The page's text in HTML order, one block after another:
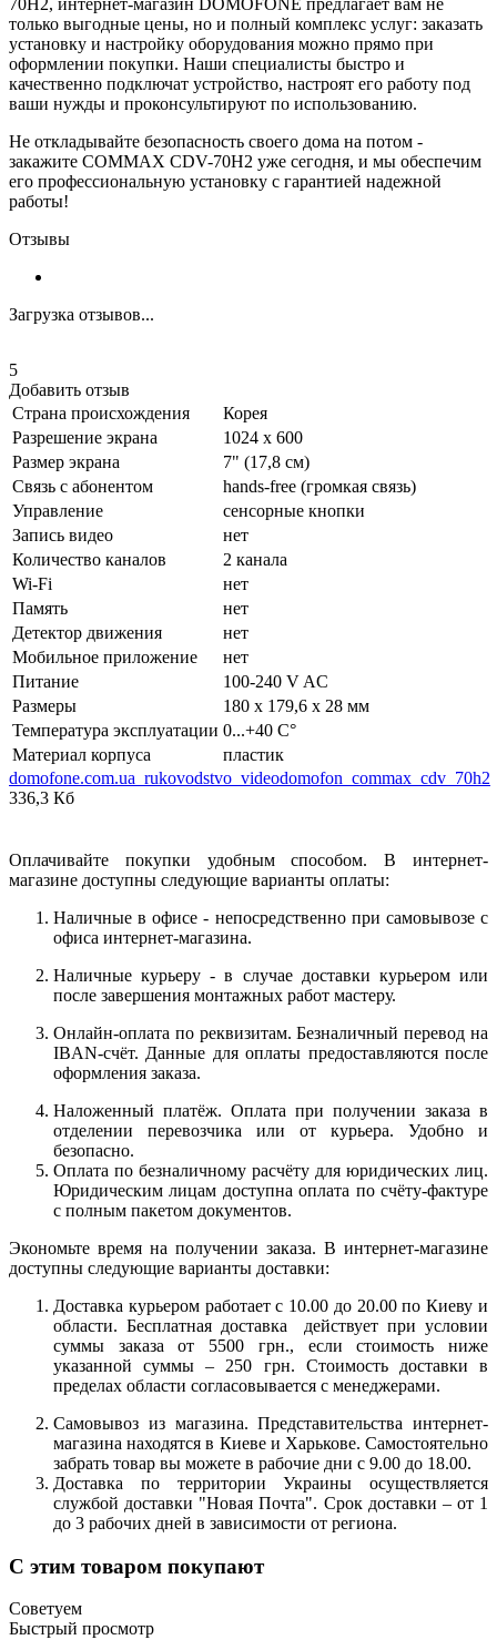
только выгодные цены, но и полный комплекс услуг: заказать
установку и настройку оборудования можно прямо при
оформлении покупки. Наши специалисты быстро и
качественно подключат устройство, настроят его работу под
ваши нужды и проконсультируют по использованию.
Не откладывайте безопасность своего дома на потом -
закажите COMMAX CDV-70H2 уже сегодня, и мы обеспечим
его профессиональную установку с гарантией надежной
работы!
Отзывы
Загрузка отзывов...
5
Добавить отзыв
Страна происхождения
Корея
Разрешение экрана
1024 x 600
Размер экрана
7" (17,8 см)
Связь с абонентом
hands-free (громкая связь)
Управление
сенсорные кнопки
Запись видео
нет
Количество каналов
2 канала
Wi-Fi
нет
Память
нет
Детектор движения
нет
Мобильное приложение
нет
Питание
100-240 V AC
Размеры
180 x 179,6 x 28 мм
Температура эксплуатации 0...+40 C°
Материал корпуса
пластик
domofone.com.ua_rukovodstvo_videodomofon_commax_cdv_70h2
336,3 Кб
Оплачивайте покупки удобным способом. В интернет-
магазине доступны следующие варианты оплаты:
Наличные в офисе - непосредственно при самовывозе с
офиса интернет-магазина.
Наличные курьеру - в случае доставки курьером или
после завершения монтажных работ мастеру.
Онлайн-оплата по реквизитам. Безналичный перевод на
IBAN-счёт. Данные для оплаты предоставляются после
оформления заказа.
Наложенный платёж. Оплата при получении заказа в
отделении перевозчика или от курьера. Удобно и
безопасно.
Оплата по безналичному расчёту для юридических лиц.
Юридическим лицам доступна оплата по счёту-фактуре
с полным пакетом документов.
Экономьте время на получении заказа. В интернет-магазине
доступны следующие варианты доставки:
Доставка курьером работает с 10.00 до 20.00 по Киеву и
области. Бесплатная доставка действует при условии
суммы заказа от 5500 грн., если стоимость ниже
указанной суммы – 250 грн. Стоимость доставки в
пределах области согласовывается с менеджерами.
Самовывоз из магазина. Представительства интернет-
магазина находятся в Киеве и Харькове. Самостоятельно
забрать товар вы можете в рабочие дни с 9.00 до 18.00.
Доставка по территории Украины осуществляется
службой доставки "Новая Почта". Срок доставки – от 1
до 3 рабочих дней в зависимости от региона.
С этим товаром покупают
Советуем
Быстрый просмотр